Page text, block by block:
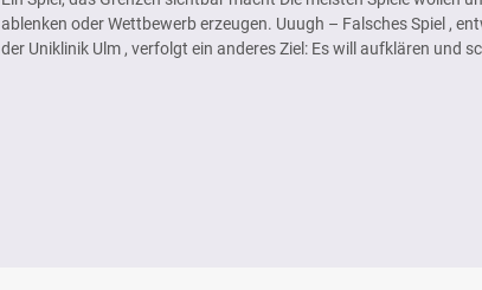
ablenken oder Wettbewerb erzeugen. Uuugh – Falsches Spiel ,
der Uniklinik Ulm , verfolgt ein anderes Ziel: Es will aufklären und